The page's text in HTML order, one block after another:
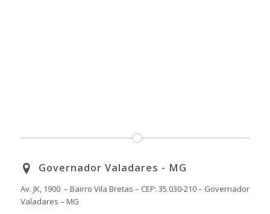
Governador Valadares - MG
Av. JK, 1900 – Bairro Vila Bretas – CEP: 35.030-210 – Governador
Valadares – MG